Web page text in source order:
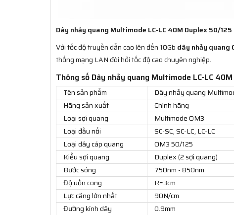
Dây nhảy quang Multimode LC-LC 40M Duplex 50/125
Với tốc độ truyền dẫn cao lên đến 10Gb dây nhảy quang
thống mạng LAN đòi hỏi tốc độ cao chuyên nghiệp.
Thông số Dây nhảy quang Multimode LC-LC
Tên sản phẩm
Dây nhảy quang
Hãng sản xuất
Chính hãng
Loại sợi quang
Multimode OM3
Loại đầu nối
SC-SC, SC-LC, LC-LC
Loại dây cáp quang
OM3 50/125
Kiểu sợi quang
Duplex (2 sợi quang)
Bước sóng
750nm - 850nm
Độ uốn cong
R=3cm
Lực căng lớn nhất
90N/cm
Đường kính dây
0.9mm